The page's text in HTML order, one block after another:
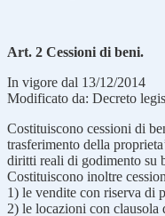
Art. 2 Cessioni di beni.
In vigore dal 13/12/2014
Modificato da: Decreto
Costituiscono cessioni di
trasferimento della
diritti reali di godimento su
Costituiscono inoltre
1) le vendite con riserva di
2) le locazioni con clausola